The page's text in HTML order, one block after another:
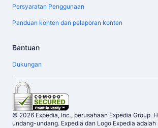
Persyaratan Penggunaan
Panduan konten dan pelaporan konten
Bantuan
Dukungan
© 2026 Expedia, Inc., perusahaan Expedia Group.
undang-undang. Expedia dan Logo Expedia